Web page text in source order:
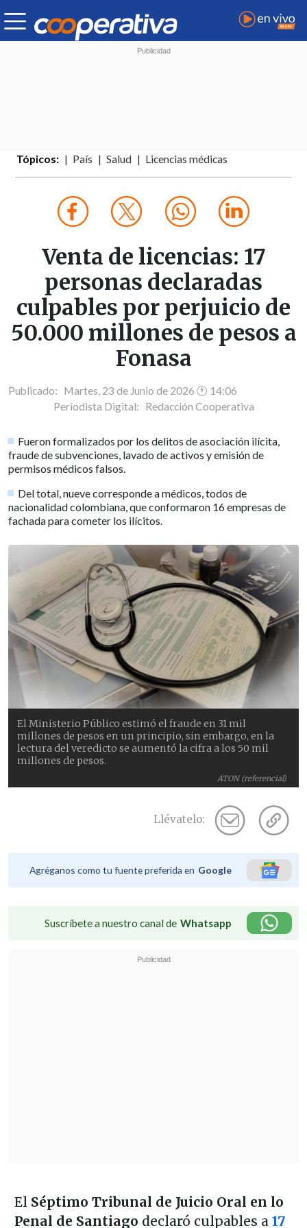
Tópicos: País Salud Licencias médicas
Venta de licencias: 17
personas declaradas
culpables por perjuicio de
50.000 millones de pesos a
Fonasa
Publicado: Martes, 23 de Junio de 2026 🕐 14:06
Periodista Digital: Redacción Cooperativa
Fueron formalizados por los delitos de asociación ilícita,
fraude de subvenciones, lavado de activos y emisión de
permisos médicos falsos.
Del total, nueve corresponde a médicos, todos de
nacionalidad colombiana, que conformaron 16 empresas de
fachada para cometer los ilícitos.
ATON (referencial)
El Ministerio Público estimó el fraude en 31 mil
millones de pesos en un principio, sin embargo, en la
lectura del veredicto se aumentó la cifra a los 50 mil
millones de pesos.
Llévatelo:
Agréganos como tu fuente preferida en Google
Suscríbete a nuestro canal de Whatsapp
El Séptimo Tribunal de Juicio Oral en lo
Penal de Santiago declaró culpables a 17